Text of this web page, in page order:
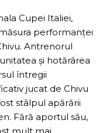
Cupei Italiei,
performanței
Antrenorul
și hotărârea
întregii
jucat de Chivu
stâlpul apărării
Fără aportul său,